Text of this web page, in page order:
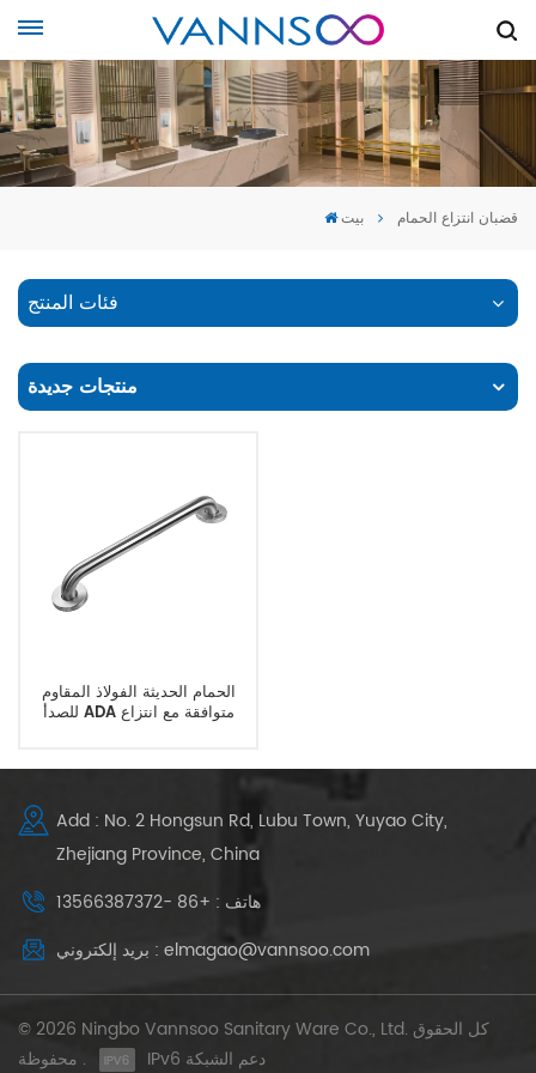
بيت قضبان انتزاع الحمام
فئات المنتج
منتجات جديدة
الحمام الحديثة الفولاذ المقاوم
للصدأ ADA متوافقة مع انتزاع
Add : No. 2 Hongsun Rd, Lubu Town, Yuyao City,
Zhejiang Province, China
هاتف : +86 -13566387372
بريد إلكتروني : elmagao@vannsoo.com
© 2026 Ningbo Vannsoo Sanitary Ware Co., Ltd. كل الحقوق
محفوظة .
IPv6 دعم الشبكة